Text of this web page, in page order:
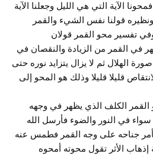
فمحونا الآية التي هي الليل وجعلنا الآية
قولنا نفس الشيء والقمر
تفسير محو القمر قولان
في القمر من الزيادة والنقصان في
الهلال ثم لا يزال يتزايد نوره حتى
قليلا قليلا وذلك هو المحو إلى
القمر الكلف الذي يظهر في وجهه
في النور والضوء فأرسل الله
جناحه على وجه القمر فطمس عنه
الأثر تقول محوته أمحوه